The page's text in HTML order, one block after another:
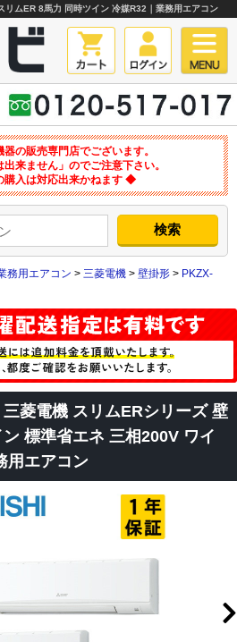
ムER 8馬力 同時ツイン 冷媒R32｜業務用エアコン
の販売専門店でございます。
来ません」のでご注意下さい。
入は対応出来かねます ◆
務用エアコン > 三菱電機 > 壁掛形 > PKZX-
菱電機 スリムERシリーズ 壁
標準省エネ 三相200V ワイ
用エアコン